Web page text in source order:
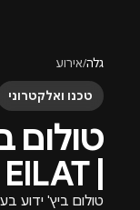
גלה/אירוע
טכנו ואלקטרוני
טולום
| TULUM BEACH EILAT
טולום ביץ' ידוע